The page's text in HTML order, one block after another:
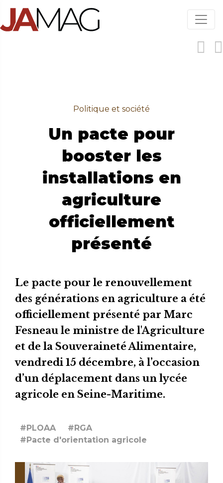
Aller
contenu
Politique et société
Un pacte pour
booster les
installations en
agriculture
officiellement
présenté
Le pacte pour le renouvellement
des générations en agriculture a été
officiellement présenté par Marc
Fesneau le ministre de l'Agriculture
et de la Souveraineté Alimentaire,
vendredi 15 décembre, à l’occasion
d’un déplacement dans un lycée
agricole en Seine-Maritime.
#PLOAA
#RGA
#Pacte d'orientation agricole